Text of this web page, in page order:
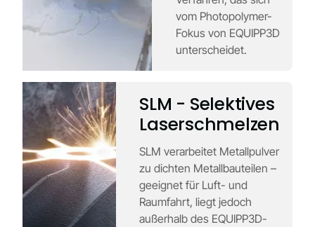
vom Photopolymer-
Fokus von EQUIPP3D
unterscheidet.
SLM - Selektives
Laserschmelzen
SLM verarbeitet Metallpulver
zu dichten Metallbauteilen –
geeignet für Luft- und
Raumfahrt, liegt jedoch
außerhalb des EQUIPP3D-